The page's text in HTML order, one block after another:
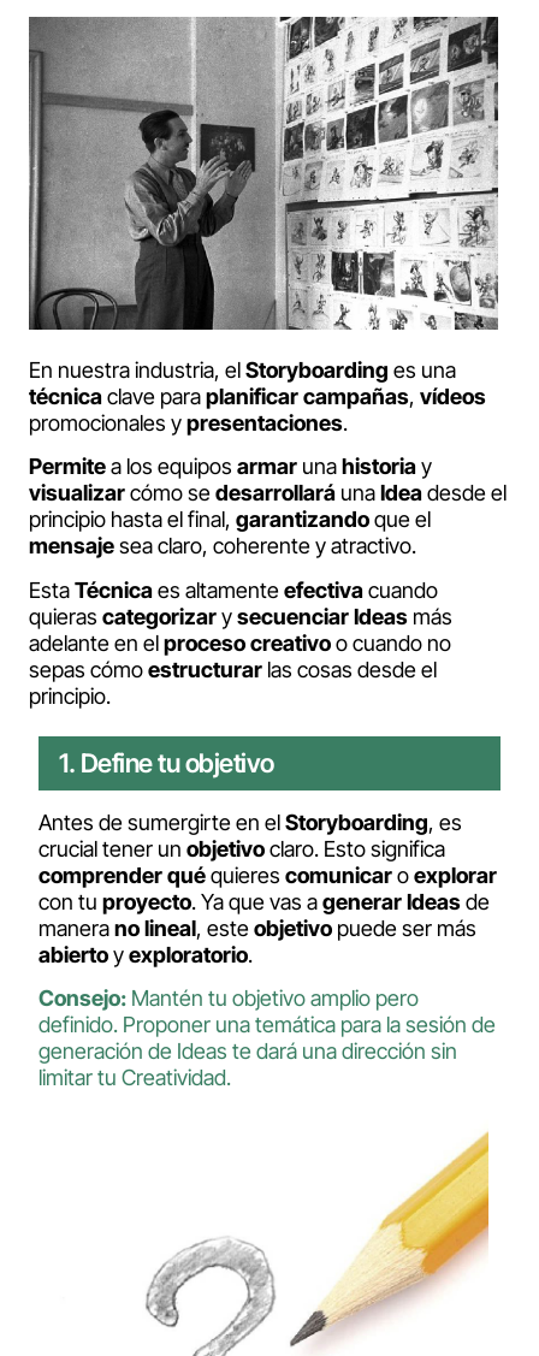
En nuestra industria, elStoryboarding es una
técnicaclave paraplanificarcampañas, vídeos
promocionales ypresentaciones.
Permitea los equipos armar unahistoriay
visualizarcómo sedesarrollará unaIdeadesde el
principio hasta el final, garantizandoque el
mensajesea claro, coherente y atractivo.
EstaTécnicaes altamenteefectivacuando
quieras categorizarysecuenciarIdeas más
adelante en elprocesocreativoo cuando no
sepas cómoestructurar las cosas desde el
principio.
1. Define tu objetivo
Antes de sumergirte en elStoryboarding, es
crucial tener un objetivoclaro. Esto significa
comprenderquéquieres comunicaroexplorar
con tu proyecto. Ya que vas agenerarIdeasde
maneranolineal, esteobjetivo puede ser más
abiertoyexploratorio.
Consejo: Mantén tu objetivo amplio pero
definido. Proponer una temática para la sesión de
generación de Ideas te dará una dirección sin
limitar tu Creatividad.